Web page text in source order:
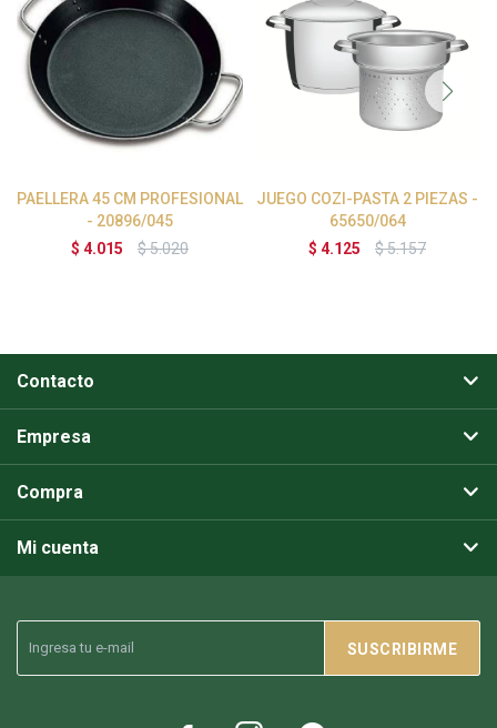
PAELLERA 45 CM PROFESIONAL
- 20896/045
$ 4.015 $5.020
JUEGO COZI-PASTA 2 PIEZAS -
65650/064
$ 4.125 $5.157
SUSCRIBIRME
Contacto
Empresa
Compra
Mi cuenta